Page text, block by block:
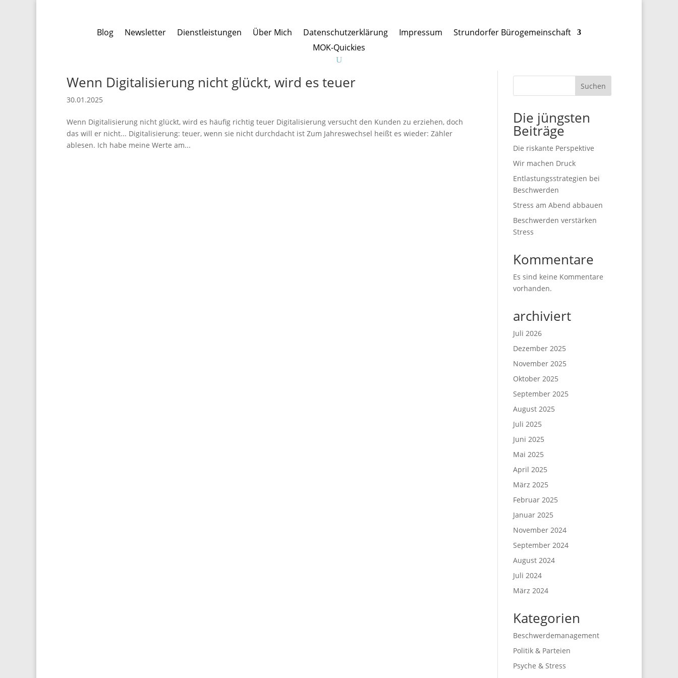
Blog Newsletter Dienstleistungen Über Mich Datenschutzerklärung Impressum
Strundorfer Bürogemeinschaft
MOK-Quickies
Wenn Digitalisierung nicht glückt, wird es teuer
30.01.2025
Wenn Digitalisierung nicht glückt, wird es häufig richtig teuer Digitalisierung versucht den Kunden zu erziehen, doch
das will er nicht... Digitalisierung: teuer, wenn sie nicht durchdacht ist Zum Jahreswechsel heißt es wieder: Zähler
ablesen. Ich habe meine Werte am...
Suchen
Die jüngsten
Beiträge
Die riskante Perspektive
Wir machen Druck
Entlastungsstrategien bei
Beschwerden
Stress am Abend abbauen
Beschwerden verstärken
Stress
Kommentare
Es sind keine Kommentare
vorhanden.
archiviert
Juli 2026
Dezember 2025
November 2025
Oktober 2025
September 2025
August 2025
Juli 2025
Juni 2025
Mai 2025
April 2025
März 2025
Februar 2025
Januar 2025
November 2024
September 2024
August 2024
Juli 2024
März 2024
Kategorien
Beschwerdemanagement
Politik & Parteien
Psyche & Stress